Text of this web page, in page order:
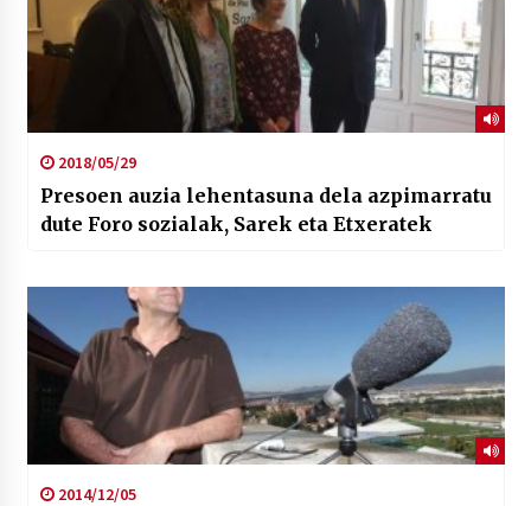
2018/05/29
Presoen auzia lehentasuna dela azpimarratu
dute Foro sozialak, Sarek eta Etxeratek
2014/12/05